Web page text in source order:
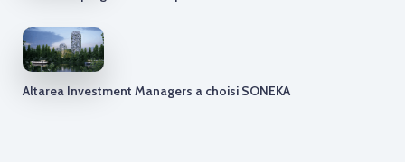
Altarea Investment Managers a choisi SONEKA